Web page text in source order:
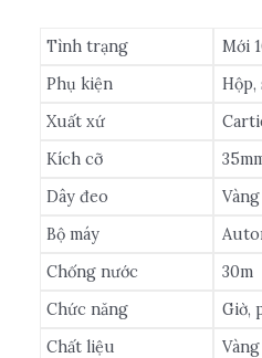
Tình trạng
Mới
Phụ kiện
Hộp,
Xuất xứ
Kích cỡ
Dây đeo
Bộ máy
Chống nước
30m
Chức năng
Giờ,
Chất liệu